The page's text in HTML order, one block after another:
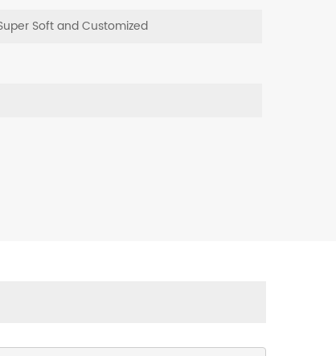
Soft and Customized